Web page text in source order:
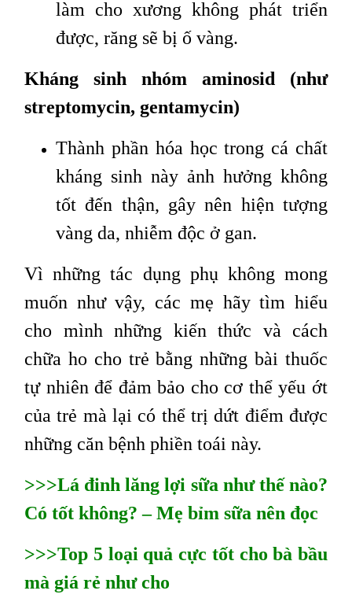
làm cho xương không phát triển
được, răng sẽ bị ố vàng.
Kháng sinh nhóm aminosid (như
streptomycin, gentamycin)
Thành phần hóa học trong cá chất
kháng sinh này ảnh hưởng không
tốt đến thận, gây nên hiện tượng
vàng da, nhiễm độc ở gan.
Vì những tác dụng phụ không mong
muốn như vậy, các mẹ hãy tìm hiểu
cho mình những kiến thức và cách
chữa ho cho trẻ bằng những bài thuốc
tự nhiên để đảm bảo cho cơ thể yếu ớt
của trẻ mà lại có thể trị dứt điểm được
những căn bệnh phiền toái này.
>>>Lá đinh lăng lợi sữa như thế nào?
Có tốt không? – Mẹ bỉm sữa nên đọc
>>>Top 5 loại quả cực tốt cho bà bầu
mà giá rẻ như cho